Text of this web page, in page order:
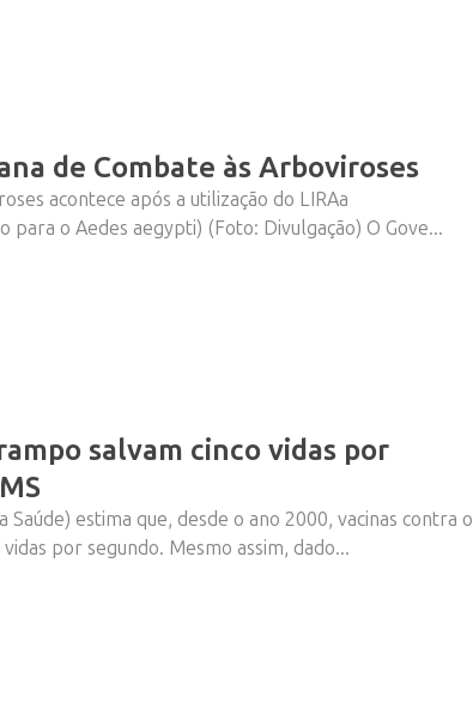
de Combate às Arboviroses
acontece após a utilização do LIRAa
para o Aedes aegypti) (Foto: Divulgação) O Gove...
salvam cinco vidas por
Saúde) estima que, desde o ano 2000, vacinas contra o
por segundo. Mesmo assim, dado...